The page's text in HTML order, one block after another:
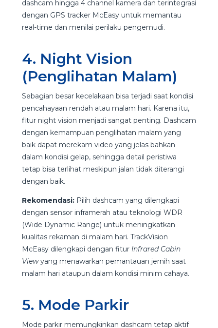
dashcam hingga 4 channel kamera dan terintegrasi
dengan GPS tracker McEasy untuk memantau
real-time dan menilai perilaku pengemudi.
4. Night Vision
(Penglihatan Malam)
Sebagian besar kecelakaan bisa terjadi saat kondisi
pencahayaan rendah atau malam hari. Karena itu,
fitur night vision menjadi sangat penting. Dashcam
dengan kemampuan penglihatan malam yang
baik dapat merekam video yang jelas bahkan
dalam kondisi gelap, sehingga detail peristiwa
tetap bisa terlihat meskipun jalan tidak diterangi
dengan baik.
Rekomendasi:Pilih dashcam yang dilengkapi
dengan sensor inframerah atau teknologi WDR
(Wide Dynamic Range) untuk meningkatkan
kualitas rekaman di malam hari. TrackVision
McEasy dilengkapi dengan fiturInfrared Cabin
Viewyang menawarkan pemantauan jernih saat
malam hari ataupun dalam kondisi minim cahaya.
5. Mode Parkir
Mode parkir memungkinkan dashcam tetap aktif